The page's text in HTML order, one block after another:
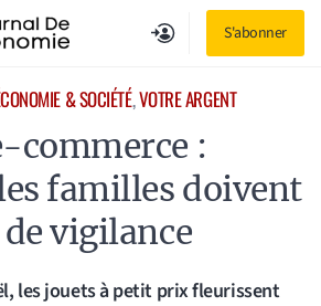
S'abonner
& SOCIÉTÉ, VOTRE ARGENT
commerce :
familles doivent
vigilance
les jouets à petit prix fleurissent